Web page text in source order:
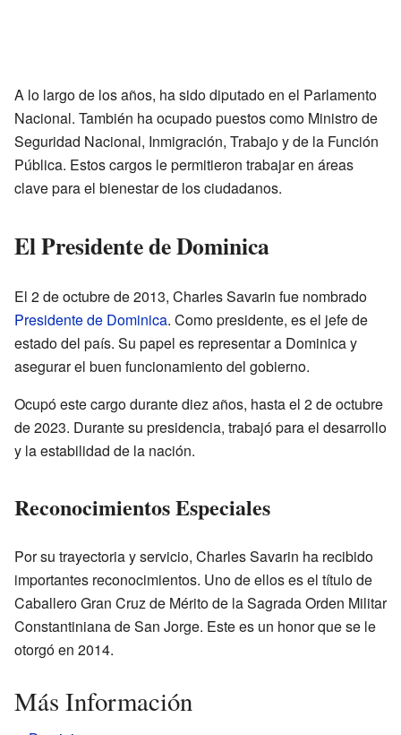
A lo largo de los años, ha sido diputado en el Parlamento
Nacional. También ha ocupado puestos como Ministro de
Seguridad Nacional, Inmigración, Trabajo y de la Función
Pública. Estos cargos le permitieron trabajar en áreas
clave para el bienestar de los ciudadanos.
El Presidente de Dominica
El 2 de octubre de 2013, Charles Savarin fue nombrado
Presidente de Dominica. Como presidente, es el jefe de
estado del país. Su papel es representar a Dominica y
asegurar el buen funcionamiento del gobierno.
Ocupó este cargo durante diez años, hasta el 2 de octubre
de 2023. Durante su presidencia, trabajó para el desarrollo
y la estabilidad de la nación.
Reconocimientos Especiales
Por su trayectoria y servicio, Charles Savarin ha recibido
importantes reconocimientos. Uno de ellos es el título de
Caballero Gran Cruz de Mérito de la Sagrada Orden Militar
Constantiniana de San Jorge. Este es un honor que se le
otorgó en 2014.
Más Información